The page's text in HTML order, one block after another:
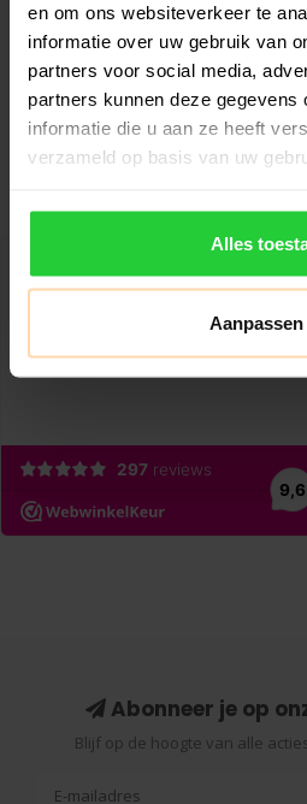
en om ons websiteverkeer te
informatie over uw gebruik van
partners voor social media,
partners kunnen deze gegevens
informatie die u aan ze heeft
verzameld op basis van uw
Alles
Aanpassen
Abonneer je op
Blijf op de hoogte van alle